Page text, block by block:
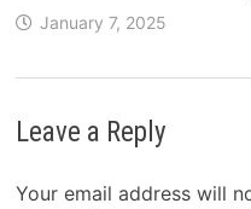
January 7, 2025
Leave a Reply
Your email address will